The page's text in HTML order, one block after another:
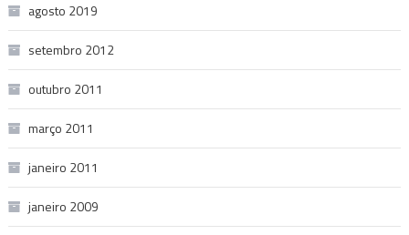
agosto 2019
setembro 2012
outubro 2011
março 2011
janeiro 2011
janeiro 2009